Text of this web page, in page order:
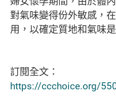
對氣味變得份外敏感，
用，以確定質地和氣味
訂閱全文：
https://ccchoice.org/